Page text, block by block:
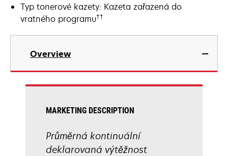
Typ tonerové kazety: Kazeta zařazená do
vratného programu††
Overview
MARKETING DESCRIPTION
Průměrná kontinuální
deklarovaná výtěžnost